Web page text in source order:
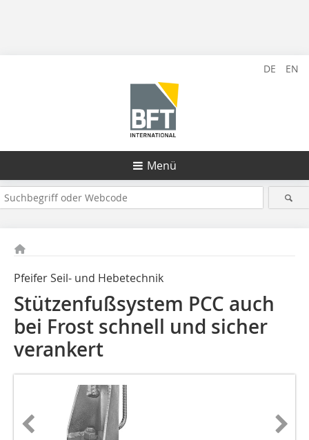
DE EN
Menü
Pfeifer Seil- und Hebetechnik
Stützenfußsystem PCC auch
bei Frost schnell und sicher
verankert